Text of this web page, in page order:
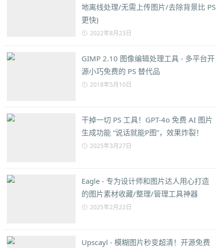
地离线处理/无需上传图片/去除背景比 PS
更快)
2022年8月23日
GIMP 2.10 图像编辑处理工具 - 多平台开
源小巧免费的 PS 替代品
2018年5月10日
干掉一切 PS 工具！GPT-4o 免费 AI 图片
生成功能 “说话就能P图”，效果炸裂！
2025年3月27日
Eagle - 专为设计师和图片达人用心打造
的图片素材收藏/整理/管理工具神器
2025年2月22日
Upscayl - 模糊图片秒变超清！开源免费